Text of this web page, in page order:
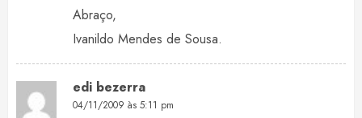
Abraço,
Ivanildo Mendes de Sousa.
edi bezerra
04/11/2009 às 5:11 pm